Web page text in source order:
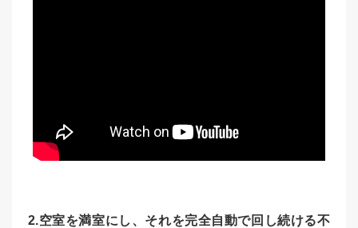
2.空室を満室にし、それを完全自動で回し続ける不